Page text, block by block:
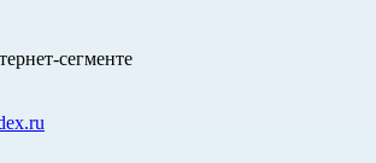
сегменте